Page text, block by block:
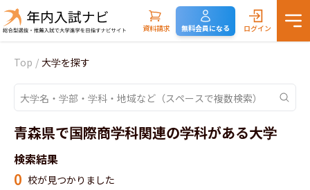
資料請求 無料会員になる ログイン
Top / 大学を探す
青森県で国際商学科関連の学科がある大学
検索結果
0 校が見つかりました